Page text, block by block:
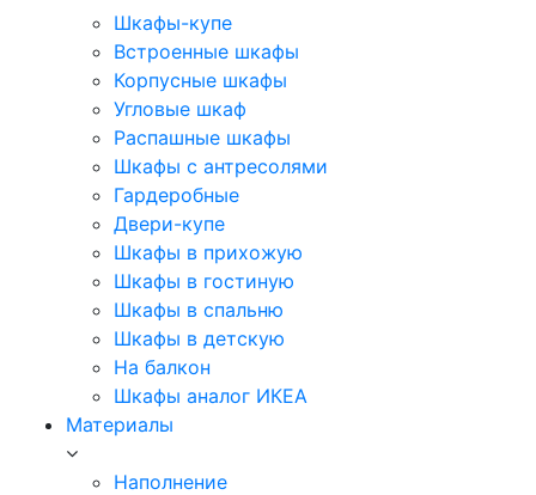
Шкафы-купе
Встроенные шкафы
Корпусные шкафы
Угловые шкаф
Распашные шкафы
Шкафы с антресолями
Гардеробные
Двери-купе
Шкафы в прихожую
Шкафы в гостиную
Шкафы в спальню
Шкафы в детскую
На балкон
Шкафы аналог ИКЕА
Материалы
Наполнение